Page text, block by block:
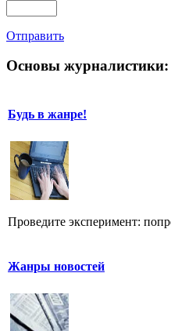
Отправить
Основы журналистики:
Будь в жанре!
Проведите эксперимент:
Жанры новостей